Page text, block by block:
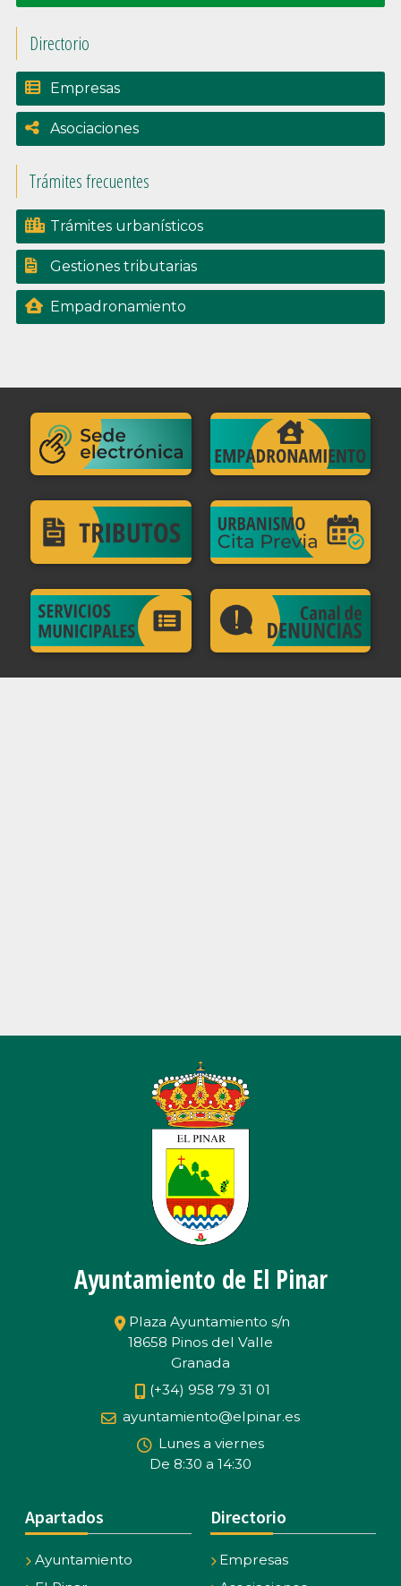
Directorio
Empresas
Asociaciones
Trámites frecuentes
Trámites urbanísticos
Gestiones tributarias
Empadronamiento
Ayuntamiento de El Pinar
Plaza Ayuntamiento s/n
18658 Pinos del Valle
Granada
(+34) 958 79 31 01
ayuntamiento@elpinar.es
Lunes a viernes
De 8:30 a 14:30
Apartados
Ayuntamiento
Directorio
Empresas